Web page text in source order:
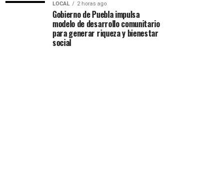
LOCAL 2 horas ago
Gobierno de Puebla impulsa
modelo de desarrollo comunitario
para generar riqueza y bienestar
social